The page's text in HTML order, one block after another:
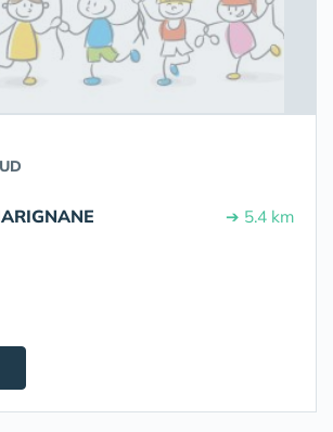
➔ 5.4 km